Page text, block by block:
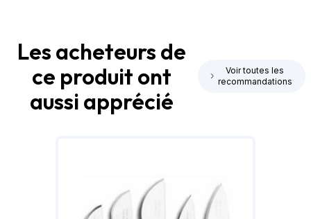
Les acheteurs de
ce produit ont
aussi apprécié
Voir toutes les
recommandations